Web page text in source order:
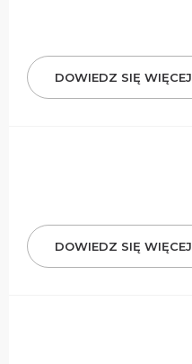
DOWIEDZ SIĘ WIĘCEJ
DOWIEDZ SIĘ WIĘCEJ